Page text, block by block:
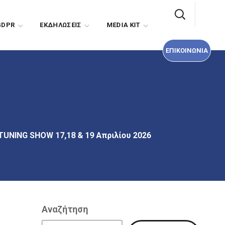
EΚΔΗΛΩΣΕΙΣ MEDIA KIT
ΕΠΙΚΟΙΝΩΝΙΑ
SHOW 17,18 & 19 Απριλίου 2026
Αναζήτηση